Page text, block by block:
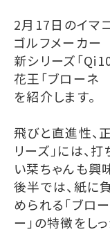
2月17日のイマ
ゴルフメーカー
新シリーズ「
花王「ブローネ
を紹介します。
飛びと直進性、
リーズ」には、
い栞ちゃんも興
後半では、紙に
められる「ブロ
ー」の特徴をし